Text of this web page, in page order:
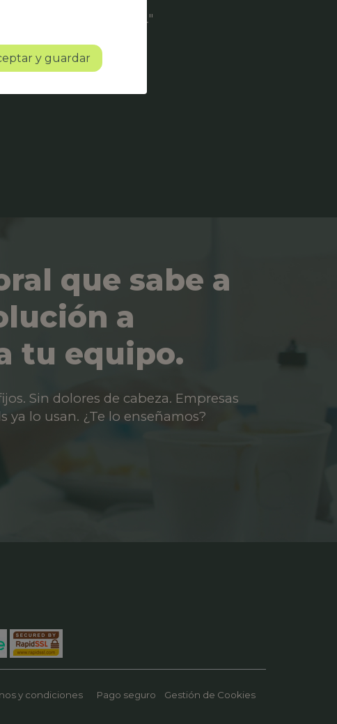
con mucho futuro."
que sabe a
a
tu equipo.
Sin dolores de cabeza. Empresas
ya lo usan. ¿Te lo enseñamos?
y condiciones Pago seguro Gestión de Cookies
y guardar